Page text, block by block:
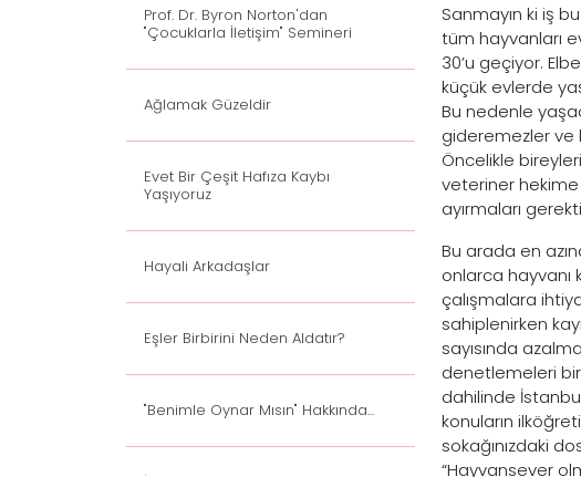
Prof. Dr. Byron Norton'dan
"Çocuklarla İletişim" Semineri
Ağlamak Güzeldir
Evet Bir Çeşit Hafıza Kaybı
Yaşıyoruz
Hayali Arkadaşlar
Eşler Birbirini Neden Aldatır?
"Benimle Oynar Mısın" Hakkında...
Sanmayın ki iş
tüm hayvanları
30’u geçiyor.
küçük evlerde
Bu nedenle
gideremezler ve
Öncelikle
veteriner hekime
ayırmaları
Bu arada en
onlarca
çalışmalara
sahiplenirken
sayısında
denetlemeleri
dahilinde
konuların
sokağınızdaki
“Hayvansever